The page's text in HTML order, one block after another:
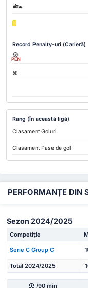
Record Penalty-uri (Carieră)
PEN
Rang (În această ligă)
Clasament Goluri
Clasament Pase de gol
PERFORMANȚE DIN
Sezon 2024/2025
Competiție
Serie C Group C
Total 2024/2025
/90 min